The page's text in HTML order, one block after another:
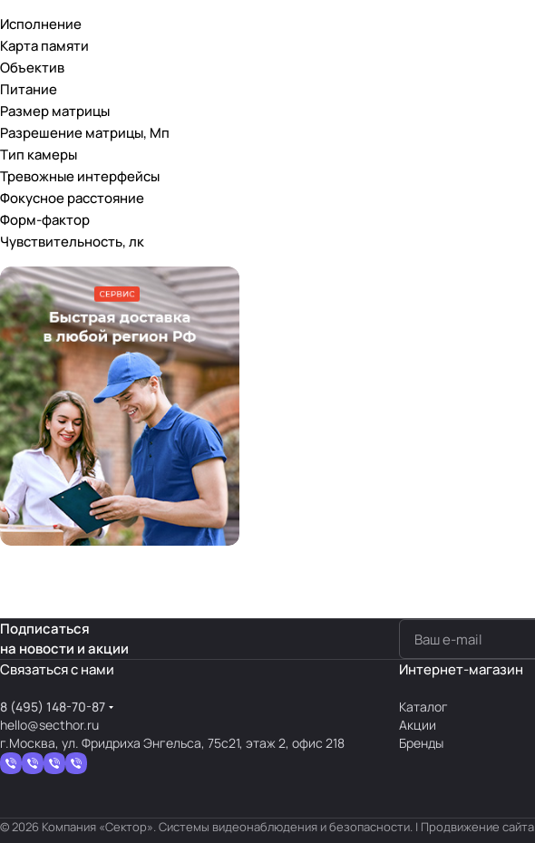
IP65(0)
IP66(50)
IP67(
IP68(0)
нет(0)
Исполнение
Карта памяти
Объектив
Питание
Размер матрицы
Разрешение матрицы, Мп
Тип камеры
Тревожные интерфейсы
Фокусное расстояние
Форм-фактор
Чувствительность, лк
Подписаться
на новости и акции
Связаться с нами
8 (495) 148-70-87
hello@secthor.ru
г.Москва, ул. Фридриха Энгельса, 75с21, этаж 2, офис 218
Интернет-магазин
Каталог
Акции
Бренды
© 2026 Компания «Сектор». Системы видеонаблюдения и безопасности. | Продвижение сайта